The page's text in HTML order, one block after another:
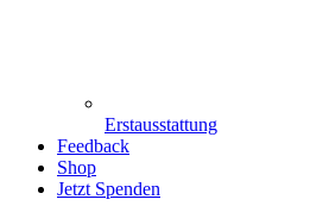
Erstausstattung
Feedback
Shop
Jetzt Spenden